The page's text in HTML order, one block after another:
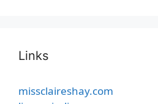
Links
missclaireshay.com